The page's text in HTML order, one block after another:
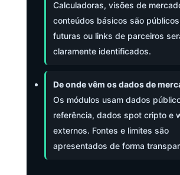
Calculadoras, visões de
conteúdos básicos são
futuras ou links de parceiros
claramente identificados.
De onde vêm os dados de
Os módulos usam dados
referência, dados spot cripto e
externos. Fontes e limites são
apresentados de forma